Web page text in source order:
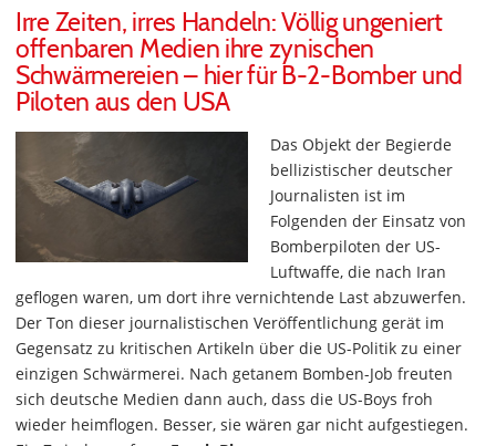
Irre Zeiten, irres Handeln: Völlig ungeniert
offenbaren Medien ihre zynischen
Schwärmereien – hier für B-2-Bomber und
Piloten aus den USA
Das Objekt der Begierde
bellizistischer deutscher
Journalisten ist im
Folgenden der Einsatz von
Bomberpiloten der US-
Luftwaffe, die nach Iran
geflogen waren, um dort ihre vernichtende Last abzuwerfen.
Der Ton dieser journalistischen Veröffentlichung gerät im
Gegensatz zu kritischen Artikeln über die US-Politik zu einer
einzigen Schwärmerei. Nach getanem Bomben-Job freuten
sich deutsche Medien dann auch, dass die US-Boys froh
wieder heimflogen. Besser, sie wären gar nicht aufgestiegen.